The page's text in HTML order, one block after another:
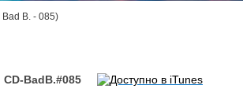
B. - 085)
CD-BadB.#085